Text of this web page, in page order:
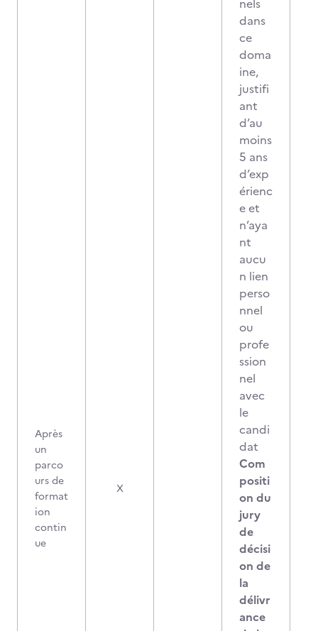
Après
un
parco
urs de
format
ion
contin
ue
X
nels
dans
ce
doma
ine,
justifi
ant
d’au
moins
5 ans
d’exp
érienc
e et
n’aya
nt
aucu
n lien
perso
nnel
ou
profe
ssion
nel
avec
le
candi
dat
Com
positi
on du
jury
de
décisi
on de
la
délivr
ance